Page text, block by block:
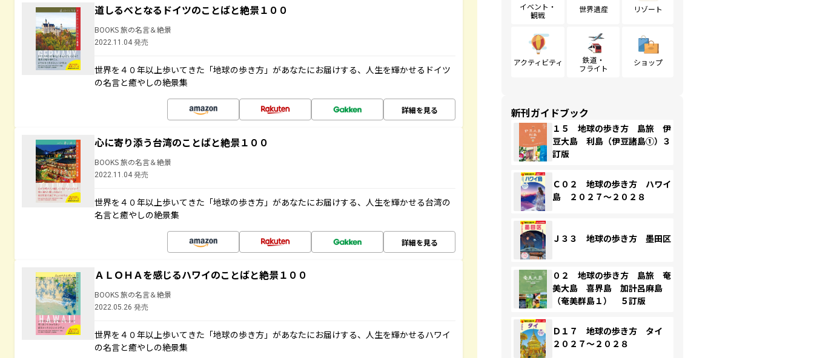
道しるべとなるドイツのことばと絶景１００
BOOKS 旅の名言＆絶景
2022.11.04 発売
世界を４０年以上歩いてきた「地球の歩き方」があなたにお届けする、人生を輝かせるドイツ
の名言と癒やしの絶景集
詳細を見る
心に寄り添う台湾のことばと絶景１００
BOOKS 旅の名言＆絶景
2022.11.04 発売
世界を４０年以上歩いてきた「地球の歩き方」があなたにお届けする、人生を輝かせる台湾の
名言と癒やしの絶景集
詳細を見る
ＡＬＯＨＡを感じるハワイのことばと絶景１００
BOOKS 旅の名言＆絶景
2022.05.26 発売
世界を４０年以上歩いてきた「地球の歩き方」があなたにお届けする、人生を輝かせるハワイ
の名言と癒やしの絶景集
イベント・
観戦
世界遺産 リゾート
アクティビティ
鉄道・
フライト
ショップ
新刊ガイドブック
１５ 地球の歩き方 島旅 伊
豆大島 利島（伊豆諸島①）３
訂版
Ｃ０２ 地球の歩き方 ハワイ
島 ２０２７～２０２８
Ｊ３３ 地球の歩き方 墨田区
０２ 地球の歩き方 島旅 奄
美大島 喜界島 加計呂麻島
（奄美群島１） ５訂版
Ｄ１７ 地球の歩き方 タイ
２０２７～２０２８